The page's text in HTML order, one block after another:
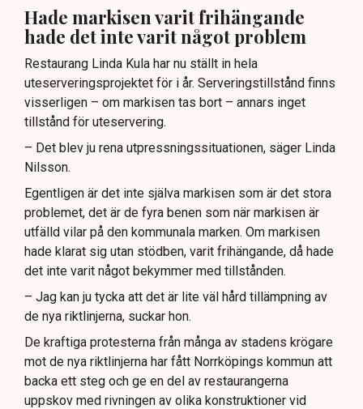
Hade markisen varit frihängande
hade det inte varit något problem
Restaurang Linda Kula har nu ställt in hela
uteserveringsprojektet för i år. Serveringstillstånd finns
visserligen – om markisen tas bort – annars inget
tillstånd för uteservering.
– Det blev ju rena utpressningssituationen, säger Linda
Nilsson.
Egentligen är det inte själva markisen som är det stora
problemet, det är de fyra benen som när markisen är
utfälld vilar på den kommunala marken. Om markisen
hade klarat sig utan stödben, varit frihängande, då hade
det inte varit något bekymmer med tillstånden.
– Jag kan ju tycka att det är lite väl hård tillämpning av
de nya riktlinjerna, suckar hon.
De kraftiga protesterna från många av stadens krögare
mot de nya riktlinjerna har fått Norrköpings kommun att
backa ett steg och ge en del av restaurangerna
uppskov med rivningen av olika konstruktioner vid